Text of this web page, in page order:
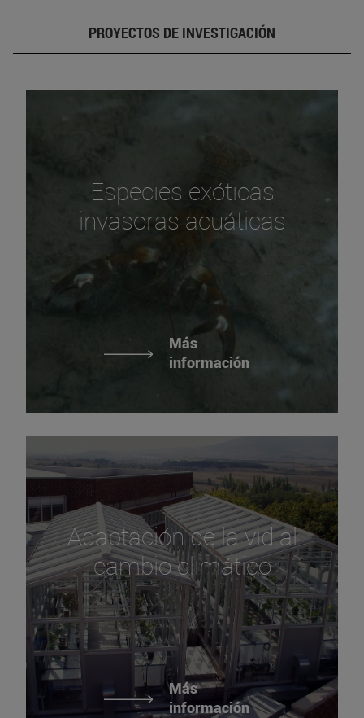
PROYECTOS DE INVESTIGACIÓN
Especies exóticas
invasoras acuáticas
Más
información
Adaptación de la vid al
cambio climático
Más
información